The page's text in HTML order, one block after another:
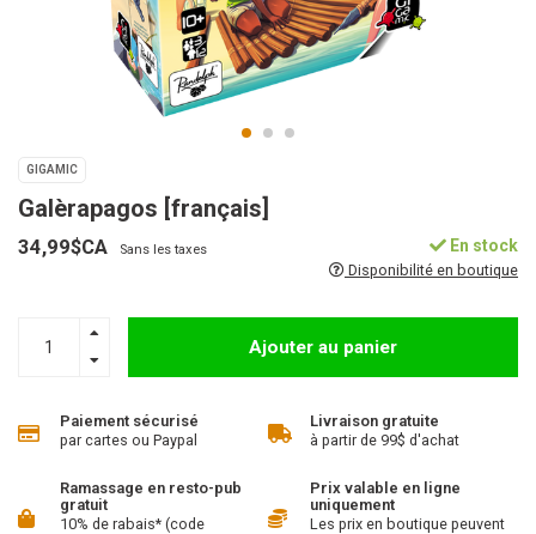
GIGAMIC
Galèrapagos [français]
34,99$CA Sans les taxes En stock
Disponibilité en boutique
Ajouter au panier
Paiement sécurisé
par cartes ou Paypal
Livraison gratuite
à partir de 99$ d'achat
Ramassage en resto-pub
gratuit
10% de rabais* (code
Prix valable en ligne
uniquement
Les prix en boutique peuvent